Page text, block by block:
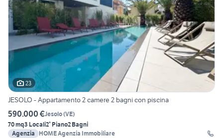
23
JESOLO - Appartamento 2 camere 2 bagni con piscina
590.000 €Jesolo(VE)
70 mq3 Locali2° Piano2 Bagni
Agenzia
HOME Agenzia Immobiliare